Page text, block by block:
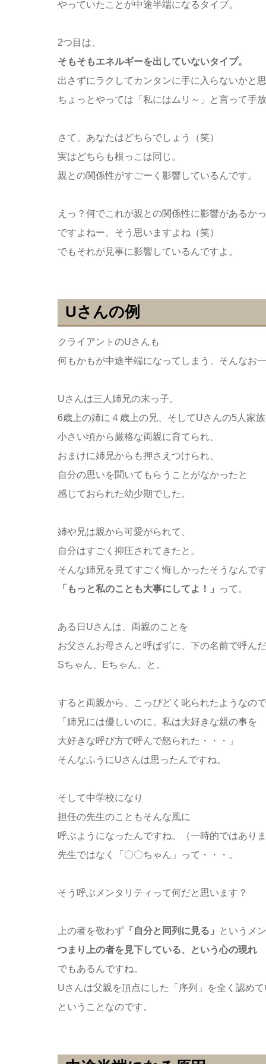
やっていたことが中途半端になるタイプ。
2つ目は、
そもそもエネルギーを出していないタイプ。
出さずにラクしてカンタンに手に入らないかと思
ちょっとやっては「私にはムリ～」と言って手放
さて、あなたはどちらでしょう（笑）
実はどちらも根っこは同じ。
親との関係性がすごーく影響しているんです。
えっ？何でこれが親との関係性に影響があるか
ですよねー、そう思いますよね（笑）
でもそれが見事に影響しているんですよ。
Uさんの例
クライアントのUさんも
何もかもが中途半端になってしまう、そんなお一
Uさんは三人姉兄の末っ子。
6歳上の姉に４歳上の兄、そしてUさんの5人家族
小さい頃から厳格な両親に育てられ、
おまけに姉兄からも押さえつけられ、
自分の思いを聞いてもらうことがなかったと
感じておられた幼少期でした。
姉や兄は親から可愛がられて、
自分はすごく抑圧されてきたと。
そんな姉兄を見てすごく悔しかったそうなんです
「もっと私のことも大事にしてよ！」
って。
ある日Uさんは、両親のことを
お父さんお母さんと呼ばずに、下の名前で呼んだ
Sちゃん、Eちゃん、と。
すると両親から、こっぴどく叱られたようなので
「姉兄には優しいのに、私は大好きな親の事を
大好きな呼び方で呼んで怒られた・・・」
そんなふうにUさんは思ったんですね。
そして中学校になり
担任の先生のこともそんな風に
呼ぶようになったんですね。（一時的ではありま
先生ではなく「〇〇ちゃん」って・・・。
そう呼ぶメンタリティって何だと思います？
上の者を敬わず 「自分と同列に見る」
というメ
つまり上の者を見下している、という心の現れ
でもあるんですね。
Uさんは父親を頂点にした「序列」を全く認めて
ということなのです。